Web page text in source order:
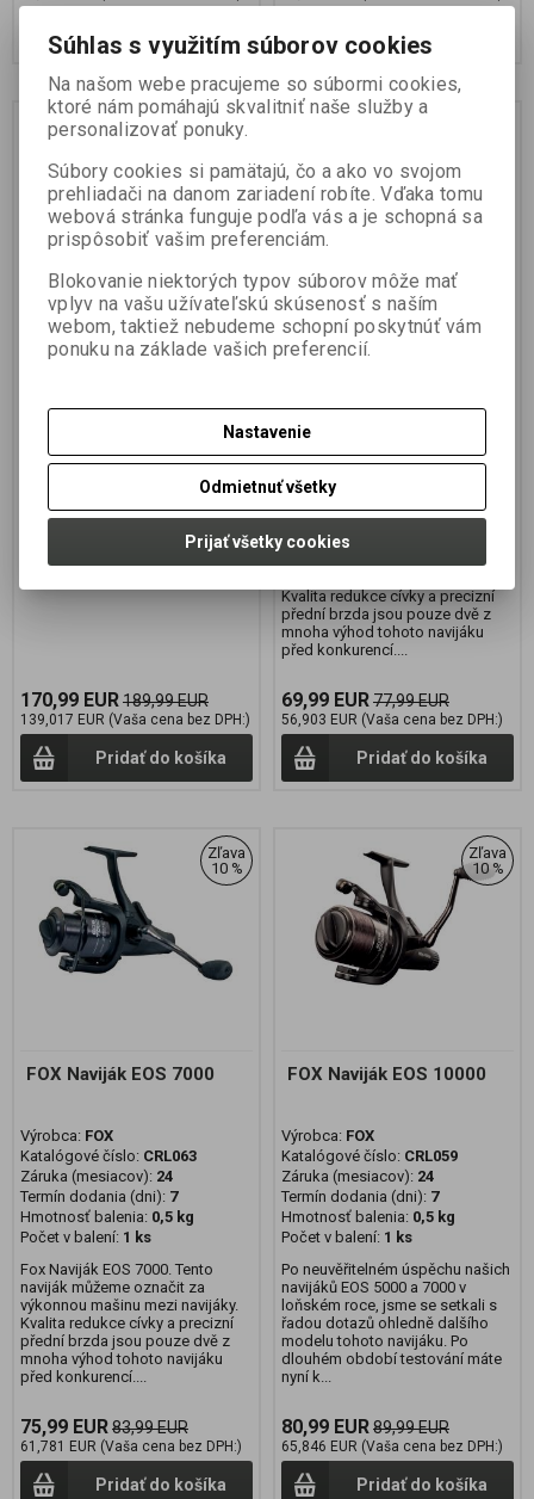
Zľava
10 %
FOX Naviják EOS 12000
Výrobca:FOX
Záruka (mesiacov):
Termín dodania (dni):7
Počet v balení:1 ks
170,99 EUR189,99 EUR
139,017 EUR (Vaša cena bez DPH:)
Pridať do košíka
FOX Naviják EOS 5000
Výrobca:FOX
Katalógové číslo:
Termín dodania (dni):7
Hmotnosť balenia:
Počet v balení:1 ks
Fox Naviják EOS 5000. Tento
Kvalita redukce cívky a precizní
přední brzda jsou pouze dvě z
mnoha výhod tohoto navijáku
před konkurencí....
69,99 EUR77,99 EUR
56,903 EUR (Vaša cena bez DPH:)
Pridať do košíka
Zľava
10 %
FOX Naviják EOS 7000
Výrobca: FOX
Katalógové číslo: CRL063
Záruka (mesiacov): 24
Termín dodania (dni): 7
Hmotnosť balenia: 0,5 kg
Počet v balení: 1 ks
Fox Naviják EOS 7000. Tento
naviják můžeme označit za
výkonnou mašinu mezi navijáky.
Kvalita redukce cívky a precizní
přední brzda jsou pouze dvě z
mnoha výhod tohoto navijáku
před konkurencí....
75,99 EUR83,99 EUR
61,781 EUR (Vaša cena bez DPH:)
Pridať do košíka
Zľava
10 %
FOX Naviják EOS 10000
Výrobca: FOX
Katalógové číslo: CRL059
Záruka (mesiacov): 24
Termín dodania (dni): 7
Hmotnosť balenia: 0,5 kg
Počet v balení: 1 ks
Po neuvěřitelném úspěchu našich
navijáků EOS 5000 a 7000 v
loňském roce, jsme se setkali s
řadou dotazů ohledně dalšího
modelu tohoto navijáku. Po
dlouhém období testování máte
nyní k...
80,99 EUR89,99 EUR
65,846 EUR (Vaša cena bez DPH:)
Pridať do košíka
Súhlas s využitím súborov cookies
Na našom webe pracujeme so súbormi cookies,
ktoré nám pomáhajú skvalitniť naše služby a
personalizovať ponuky.
Súbory cookies si pamätajú, čo a ako vo svojom
prehliadači na danom zariadení robíte. Vďaka tomu
webová stránka funguje podľa vás a je schopná sa
prispôsobiť vašim preferenciám.
Blokovanie niektorých typov súborov môže mať
vplyv na vašu užívateľskú skúsenosť s naším
webom, taktiež nebudeme schopní poskytnúť vám
ponuku na základe vašich preferencií.
Nastavenie
Odmietnuť všetky
Prijať všetky cookies